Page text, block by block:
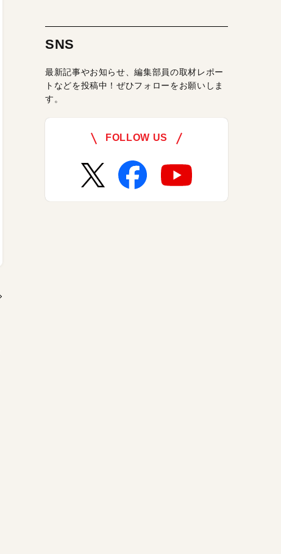
SNS
最新記事やお知らせ、編集部員の取材レポー
トなどを投稿中！ぜひフォローをお願いしま
す。
FOLLOW US